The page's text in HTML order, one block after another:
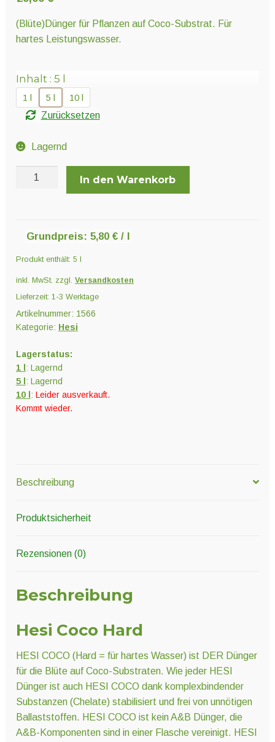
Pflanzenschutz und Biozide
Ernte und Verarbeitung
(Blüte)Dünger für Pflanzen auf Coco-Substrat. Für
hartes Leistungswasser.
Inhalt 5 l
1 l 5 l
10 l
Zurücksetzen
Lagernd
In den Warenkorb
Grundpreis:5,80€ / l
Produkt enthält: 5 l
inkl. MwSt. zzgl. Versandkosten
Lieferzeit: 1-3 Werktage
Artikelnummer: 1566
Kategorie: Hesi
Lagerstatus:
1 l : Lagernd
5 l : Lagernd
10 l : Leider ausverkauft.
Kommt wieder.
Beschreibung
Produktsicherheit
Rezensionen (0)
Beschreibung
Hesi Coco Hard
HESI COCO (Hard = für hartes Wasser) ist DER Dünger
für die Blüte auf Coco-Substraten. Wie jeder HESI
Dünger ist auch HESI COCO dank komplexbindender
Substanzen (Chelate) stabilisiert und frei von unnötigen
Ballaststoffen. HESI COCO ist kein A&B Dünger, die
A&B-Komponenten sind in einer Flasche vereinigt. HESI